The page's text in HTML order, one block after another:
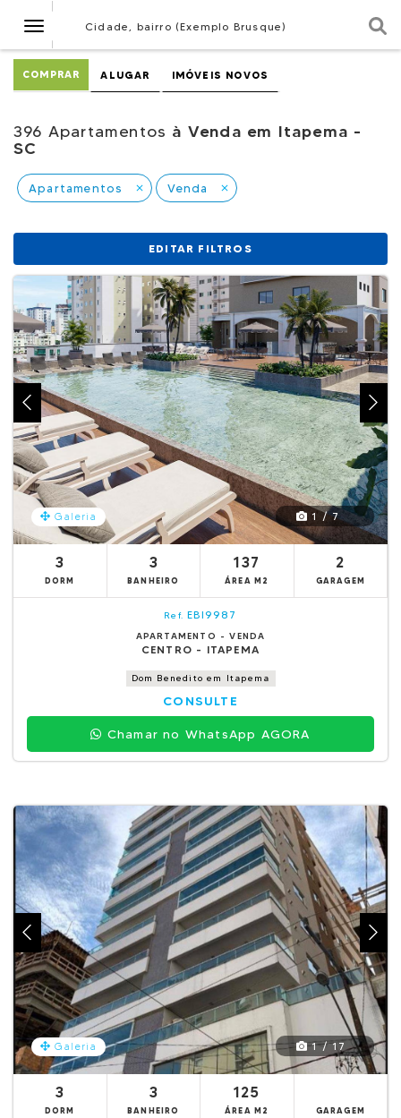
NavegaçãoCidade, bairro (Exemplo Brusque)
COMPRAR ALUGAR IMÓVEIS NOVOS
396 Apartamentos à Venda em Itapema -
SC
Apartamentos close Venda close
EDITAR FILTROS
Galeria 1 / 7
3
DORM
3
BANHEIRO
137
ÁREA M2
2
GARAGEM
Ref. EBI9987
APARTAMENTO - VENDA
CENTRO - ITAPEMA
Dom Benedito em Itapema
CONSULTE
Chamar no WhatsApp AGORA
Galeria 1 / 17
3
DORM
3
BANHEIRO
125
ÁREA M2 GARAGEM